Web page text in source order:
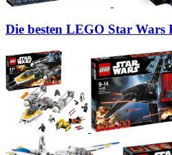
Die besten LEGO Star Wars